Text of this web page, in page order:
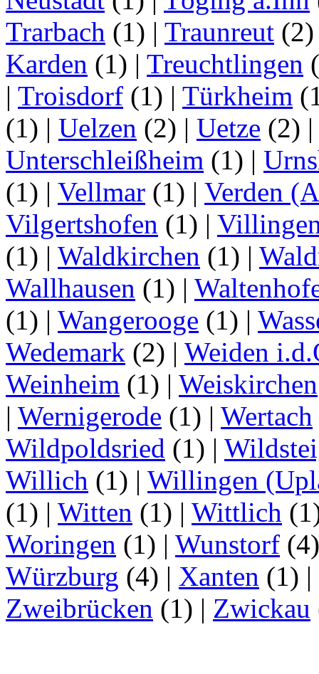
Trarbach (1) | Traunreut
Karden (1) | Treuchtlingen
| Troisdorf (1) | Türkheim
(1) | Uelzen (2) | Uetze (2)
Unterschleißheim (1) |
(1) | Vellmar (1) | Verden
Vilgertshofen (1) |
(1) | Waldkirchen (1) |
Wallhausen (1) |
(1) | Wangerooge (1) |
Wedemark (2) | Weiden
Weinheim (1) | Weiskirchen
| Wernigerode (1) | Wertach
Wildpoldsried (1) |
Willich (1) | Willingen
(1) | Witten (1) | Wittlich
Woringen (1) | Wunstorf
Würzburg (4) | Xanten (1) |
Zweibrücken (1) | Zwickau